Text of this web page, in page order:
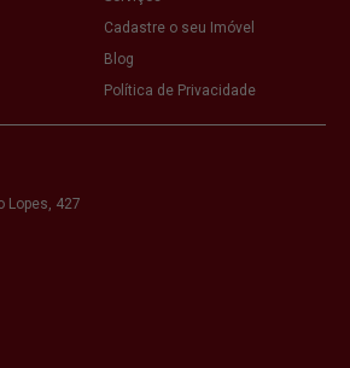
Cadastre o seu Imóvel
Blog
Política de Privacidade
Lopes, 427